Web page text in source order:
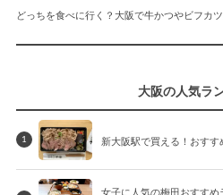
どっちを食べに行く？大阪で牛かつやビフカ
大阪の人気ラ
1 新大阪駅で買える！おす
女子に人気の梅田おすす